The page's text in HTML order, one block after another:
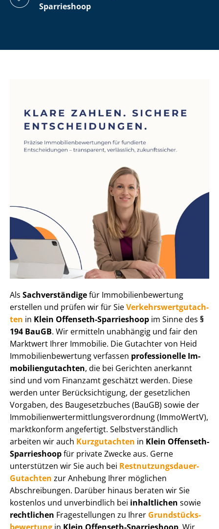
Sparrieshoop
Als Sachverständigefür Im­mo­bi­li­en­be­wer­tung
erstellen und prüfen wir für SieVer­kehrs­wert­gut­ach­
ten in Klein Offenseth-Sparrieshoop im Sinne des §
194 BauGB. Wir ermitteln unabhängig und fair den
Marktwert Ihrer Immobilie. Die Gutachter von Heid
Im­mo­bi­li­en­be­wer­tung verfassen professionelle Im­
mo­bi­li­en­gut­ach­ten, die bei Gerichten anerkannt
sind und vom Finanzamt geschätzt werden. Diese
werden unter Be­rück­sich­ti­gung, der gesetzlichen
Vorgaben, des Baugesetzbuches (BauGB) sowie der
Im­mo­bi­li­en­wert­ermitt­lungs­ver­ord­nung (ImmoWertV),
marktkonform angefertigt. Selbst­ver­ständ­lich
arbeiten wir auch Kurzgutachten in Klein Offenseth-
Sparrieshoopfür private Zwecke aus. Gerne
unterstützen wir Sie auch bei Rest­nut­zungs­dau­er-
Gutachten zur Anhebung Ihrer möglichen
Abschreibungen. Darüber hinaus beraten wir Sie
kostenlos und unverbindlich bei inhaltlichen sowie
rechtlichen Fragestellungen zu Ihrer Grund­stücks­